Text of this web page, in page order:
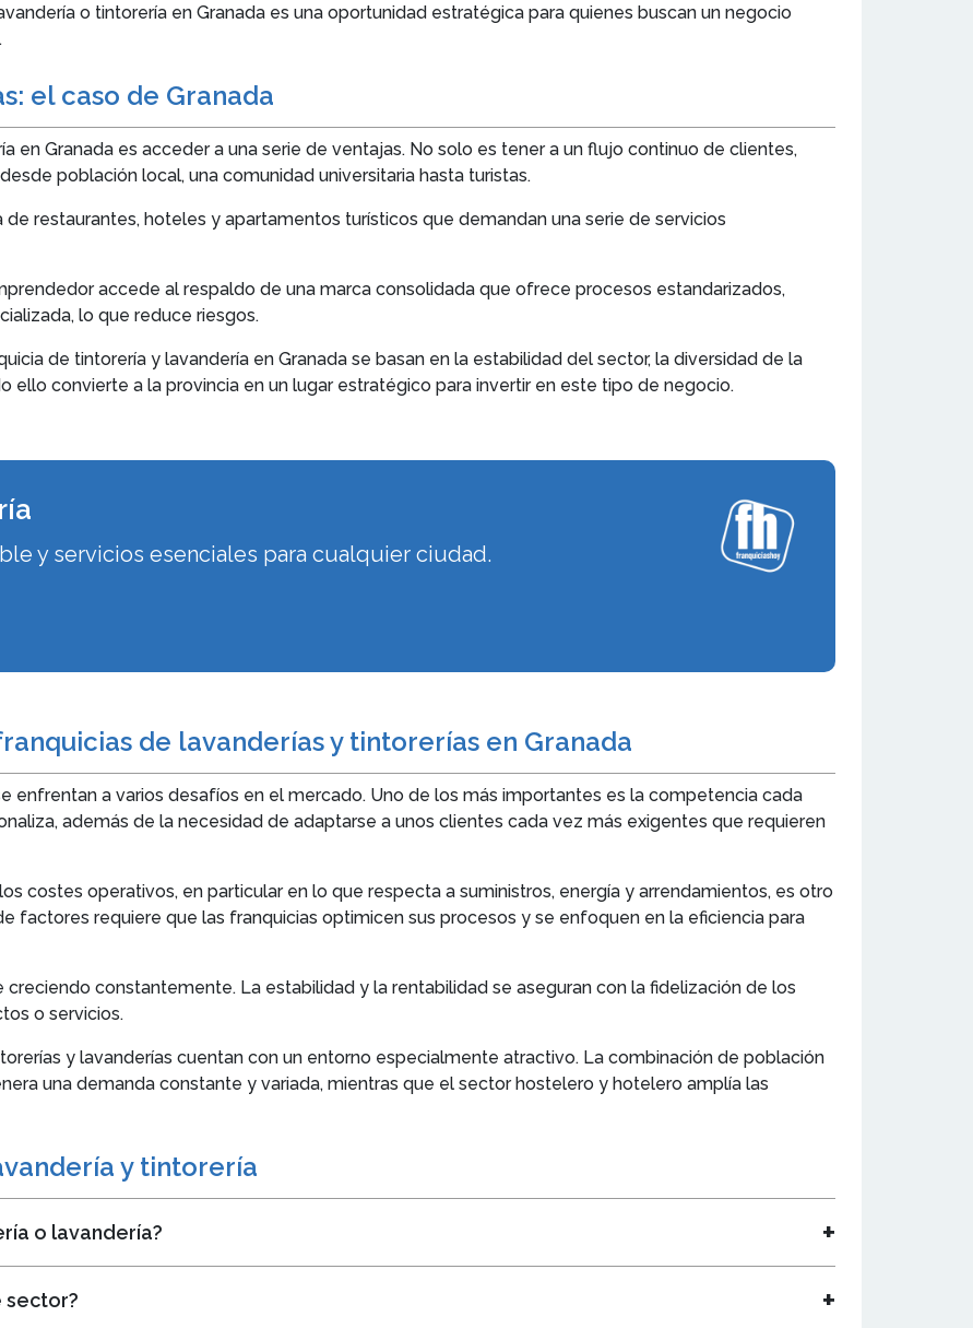
o tintorería en Granada es una oportunidad estratégica para quienes buscan un negocio
el caso de Granada
en Granada es acceder a una serie de ventajas. No solo es tener a un flujo continuo de clientes,
población local, una comunidad universitaria hasta turistas.
restaurantes, hoteles y apartamentos turísticos que demandan una serie de servicios
accede al respaldo de una marca consolidada que ofrece procesos estandarizados,
lo que reduce riesgos.
de tintorería y lavandería en Granada se basan en la estabilidad del sector, la diversidad de la
ello convierte a la provincia en un lugar estratégico para invertir en este tipo de negocio.
y servicios esenciales para cualquier ciudad.
de lavanderías y tintorerías en Granada
enfrentan a varios desafíos en el mercado. Uno de los más importantes es la competencia cada
además de la necesidad de adaptarse a unos clientes cada vez más exigentes que requieren
costes operativos, en particular en lo que respecta a suministros, energía y arrendamientos, es otro
factores requiere que las franquicias optimicen sus procesos y se enfoquen en la eficiencia para
creciendo constantemente. La estabilidad y la rentabilidad se aseguran con la fidelización de los
o servicios.
y lavanderías cuentan con un entorno especialmente atractivo. La combinación de población
una demanda constante y variada, mientras que el sector hostelero y hotelero amplía las
y tintorería
o lavandería? +
sector? +